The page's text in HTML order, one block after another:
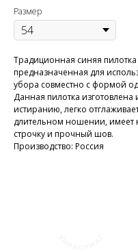
Размер
Традиционная синяя
предназначенная для
убора совместно с формой
Данная пилоткa изготовлена
истиранию, легко
длительном ношении, имеет
строчку и прочный шов.
Производство: Россия